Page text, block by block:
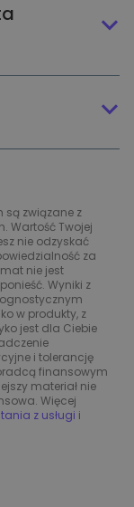
są związane z
Wartość Twojej
nie odzyskać
za
nie jest
Wyniki z
w produkty, z
jest dla Ciebie
i tolerancję
finansowym
materiał nie
Więcej
z usługi i